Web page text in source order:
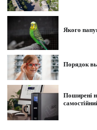
Якого
Порядок
Поширені